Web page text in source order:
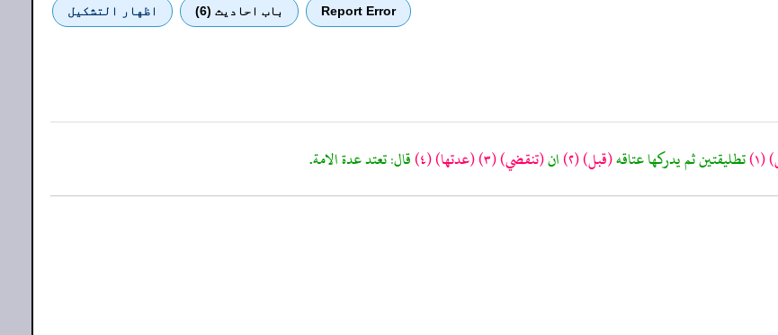
Report Error باب احادیث (6) اظهار التشكيل
(١) تطليقتين ثم يدركها عتاقه(قبل)(٢) ان(تنقضي)(٣) (عدتها)(٤) قال: تعتد عدة الامة.